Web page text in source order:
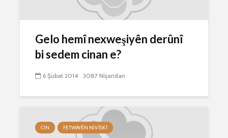
Gelo hemî nexweşiyên derûnî
bi sedem cinan e?
6 Şubat 2014 3087 Nîşandan
CIN FETWAYÊN NIVÎSKÎ